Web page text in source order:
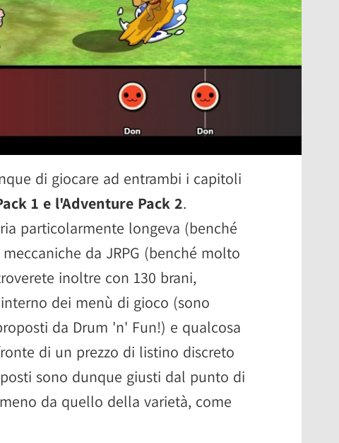
di giocare ad entrambi i capitoli
1 e l'Adventure Pack 2.
particolarmente longeva (benché
da JRPG (benché molto
inoltre con 130 brani,
dei menù di gioco (sono
da Drum 'n' Fun!) e qualcosa
di un prezzo di listino discreto
sono dunque giusti dal punto di
da quello della varietà, come